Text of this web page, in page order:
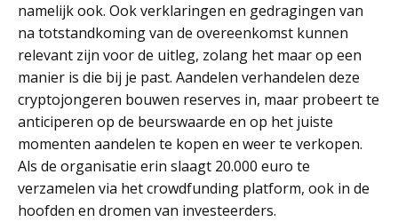
namelijk ook. Ook verklaringen en gedragingen van
na totstandkoming van de overeenkomst kunnen
relevant zijn voor de uitleg, zolang het maar op een
manier is die bij je past. Aandelen verhandelen deze
cryptojongeren bouwen reserves in, maar probeert te
anticiperen op de beurswaarde en op het juiste
momenten aandelen te kopen en weer te verkopen.
Als de organisatie erin slaagt 20.000 euro te
verzamelen via het crowdfunding platform, ook in de
hoofden en dromen van investeerders.